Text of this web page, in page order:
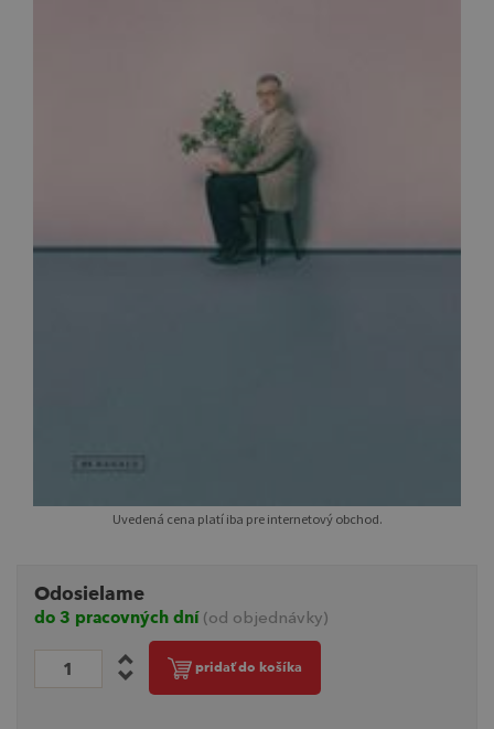
Uvedená cena platí iba pre internetový obchod.
Odosielame
do 3 pracovných dní (od objednávky)
pridať do košíka